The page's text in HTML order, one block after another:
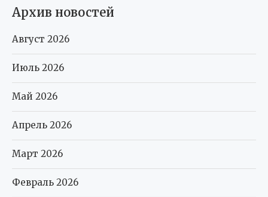
Архив новостей
Август 2026
Июль 2026
Май 2026
Апрель 2026
Март 2026
Февраль 2026